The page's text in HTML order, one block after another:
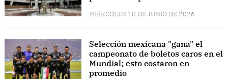
MIÉRCOLES 10 DE JUNIO DE 2026
Selección mexicana "gana" el
campeonato de boletos caros en el
Mundial; esto costaron en
promedio